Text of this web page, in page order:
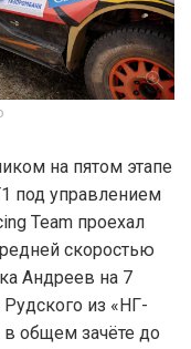
на пятом этапе
под управлением
Team проехал
скоростью
Андреев на 7
из «НГ-
в общем зачёте до